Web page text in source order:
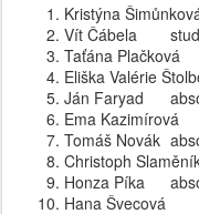
Kristýna
Vít Čábela
Taťána Plačková
Eliška Valérie
Ján Faryad
Ema Kazimírová
Tomáš Novák
Christoph
Honza Píka
Hana Švecová